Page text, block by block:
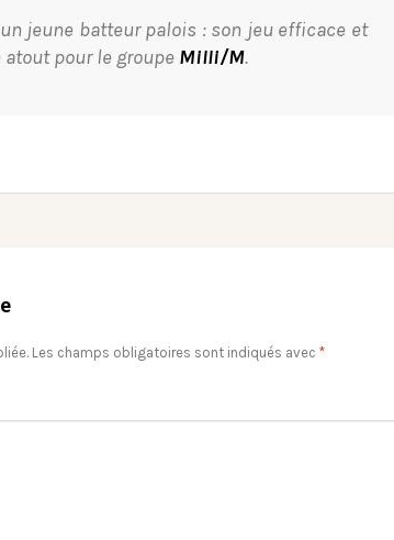
jeune batteur palois : son jeu efficace et
pour le groupe Milli/M.
Les champs obligatoires sont indiqués avec *